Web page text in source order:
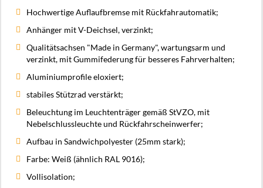
Hochwertige Auflaufbremse mit Rückfahrautomatik;
Anhänger mit V-Deichsel, verzinkt;
Qualitätsachsen "Made in Germany", wartungsarm und
verzinkt, mit Gummifederung für besseres Fahrverhalten;
Aluminiumprofile eloxiert;
stabiles Stützrad verstärkt;
Beleuchtung im Leuchtenträger gemäß StVZO, mit
Nebelschlussleuchte und Rückfahrscheinwerfer;
Aufbau in Sandwichpolyester (25mm stark);
Farbe: Weiß (ähnlich RAL 9016);
Vollisolation;